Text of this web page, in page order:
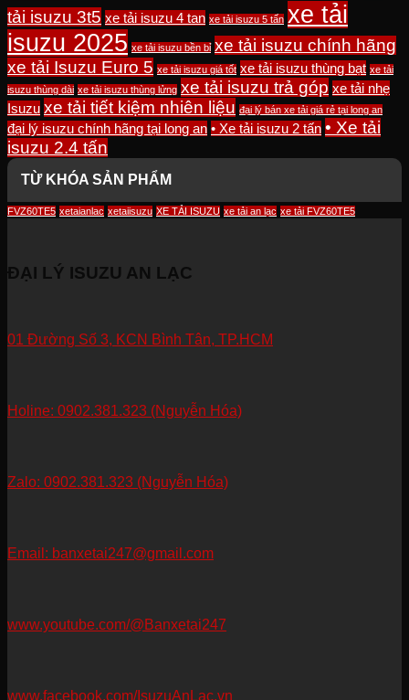
tải isuzu 3t5 xe tải isuzu 4 tan xe tải isuzu 5 tấn xe tải
isuzu 2025 xe tải isuzu bền bỉ xe tải isuzu chính hãng
xe tải Isuzu Euro 5 xe tải isuzu giá tốt xe tải isuzu thùng bạt xe tải
isuzu thùng dài xe tải isuzu thùng lửng xe tải isuzu trả góp xe tải nhẹ
Isuzu xe tải tiết kiệm nhiên liệu đại lý bán xe tải giá rẻ tại long an
đại lý isuzu chính hãng tại long an • Xe tải isuzu 2 tấn • Xe tải
isuzu 2.4 tấn
TỪ KHÓA SẢN PHẨM
FVZ60TE5 xetaianlac xetaiisuzu XE TẢI ISUZU xe tải an lạc xe tải FVZ60TE5
ĐẠI LÝ ISUZU AN LẠC
01 Đường Số 3, KCN Bình Tân, TP.HCM
Holine: 0902.381.323 (Nguyễn Hóa)
Zalo: 0902.381.323 (Nguyễn Hóa)
Email: banxetai247@gmail.com
www.youtube.com/@Banxetai247
www.facebook.com/IsuzuAnLac.vn